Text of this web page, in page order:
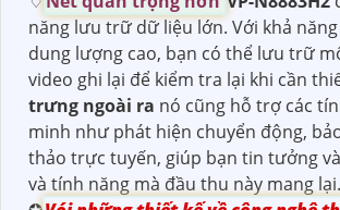
năng lưu trữ dữ liệu lớn. Với khả
dung lượng cao, bạn có thể lưu trữ
video ghi lại để kiểm tra lại khi cần
trưng ngoài ra nó cũng hỗ trợ các
minh như phát hiện chuyển động,
thảo trực tuyến, giúp bạn tin tưởng
và tính năng mà đầu thu này mang lại.